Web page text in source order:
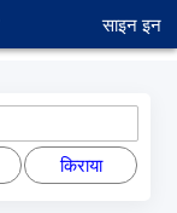
साइन इन
किराया